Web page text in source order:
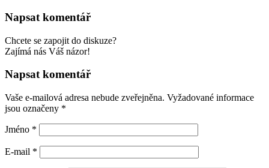
Napsat komentář
Chcete se zapojit do diskuze?
Zajímá nás Váš názor!
Napsat komentář
Vaše e-mailová adresa nebude zveřejněna. Vyžadované informace
jsou označeny *
Jméno *
E-mail *